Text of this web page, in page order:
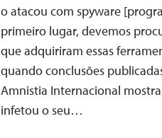
o atacou com spyware
primeiro lugar, devemos
que adquiriram essas
quando conclusões
Amnistia Internacional
infetou o seu…